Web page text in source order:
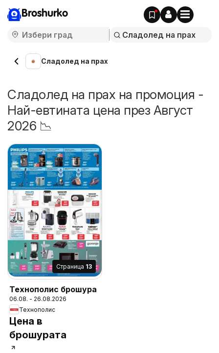
Broshurko
Сладолед на прах
Сладолед на прах на промоция -
Най-евтината цена през Август
2026 📉
Cтраница 13
Технополис брошура
06.08. - 26.08.2026
Технополис
Цена в
брошурата